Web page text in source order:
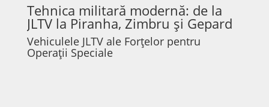
generație de mijloace tactice ușoare.
Au blindaj conceput să reziste la dispozitive
explozive improvizate, foc de armă de infanterie și